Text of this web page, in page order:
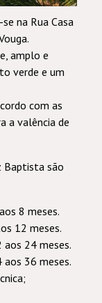
na Rua Casa
amplo e
verde e um
com as
a valência de
Baptista são
8 meses.
12 meses.
aos 24 meses.
aos 36 meses.